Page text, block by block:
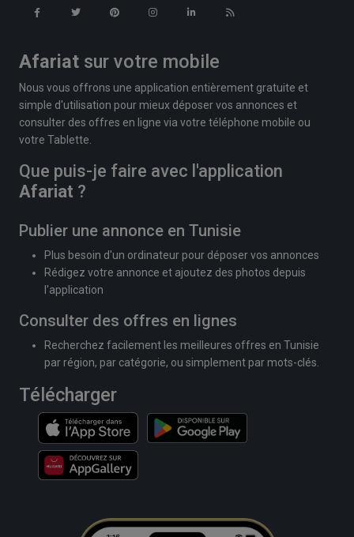
Afariat sur votre mobile
Nous vous offrons une application entièrement gratuite et
simple d'utilisation pour mieux déposer vos annonces et
consulter des offres en ligne via votre téléphone mobile ou
votre Tablette.
Que puis-je faire avec l'application
Afariat ?
Publier une annonce en Tunisie
Plus besoin d'un ordinateur pour déposer vos annonces
Rédigez votre annonce et ajoutez des photos depuis
l'application
Consulter des offres en lignes
Recherchez facilement les meilleures offres en Tunisie
par région, par catégorie, ou simplement par mots-clés.
Télécharger